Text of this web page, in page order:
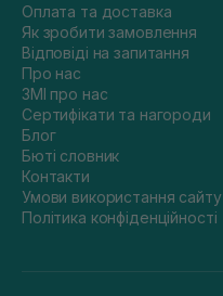
Оплата та доставка
Як зробити замовлення
Відповіді на запитання
Про нас
ЗМІ про нас
Сертифікати та нагороди
Блог
Бюті словник
Контакти
Умови використання сайту
Політика конфіденційності